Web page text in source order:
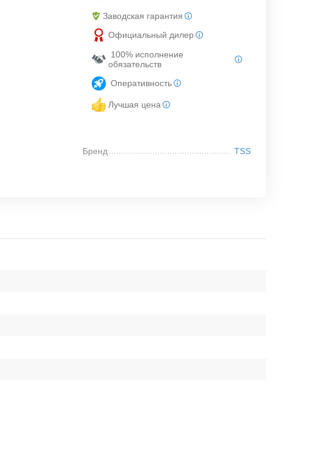
Заводская гарантия
Официальный дилер
100% исполнение
обязательств
Оперативность
Лучшая цена
Бренд TSS